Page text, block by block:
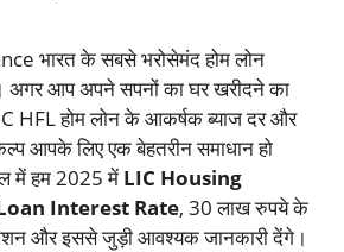
भारत के सबसे भरोसेमंद होम लोन
अगर आप अपने सपनों का घर खरीदने का
HFL होम लोन के आकर्षक ब्याज दर और
आपके लिए एक बेहतरीन समाधान हो
में हम 2025 में LIC Housing
Interest Rate, 30 लाख रुपये के
और इससे जुड़ी आवश्यक जानकारी देंगे।